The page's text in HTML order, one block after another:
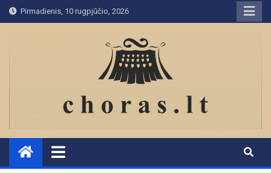
Skip
to
Pirmadienis, 10 rugpjūčio, 2026